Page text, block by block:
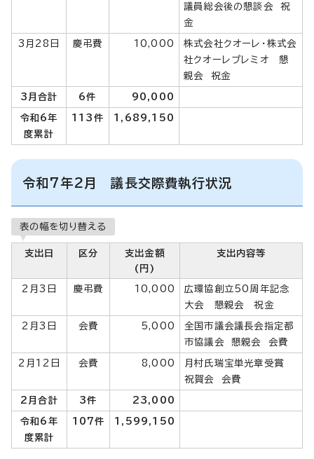
議員総会後の懇談会 祝
金
3月28日 慶弔費 10,000
株式会社クオーレ・株式会
社クオーレプレミオ 懇
親会 祝金
3月合計 6件 90,000
令和6年
度累計
113件 1,689,150
令和7年2月 議長交際費執行状況
表の幅を切り替える
支出日 区分
支出金額
(円)
支出内容等
2月3日 慶弔費 10,000
広環協創立50周年記念
大会 懇親会 祝金
2月3日 会費 5,000
全国市議会議長会指定都
市協議会 懇親会 会費
2月12日 会費 8,000
月村氏瑞宝単光章受賞
祝賀会 会費
2月合計 3件 23,000
令和6年
度累計
107件 1,599,150